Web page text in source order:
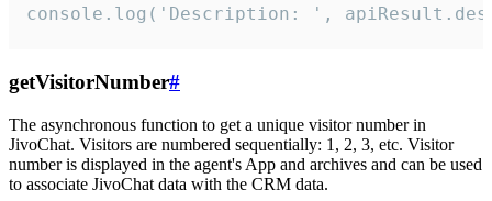
console.log('Description: ',
getVisitorNumber#
The asynchronous function to get a unique visitor number in
JivoChat. Visitors are numbered sequentially: 1, 2, 3, etc. Visitor
number is displayed in the agent's App and archives and can be used
to associate JivoChat data with the CRM data.